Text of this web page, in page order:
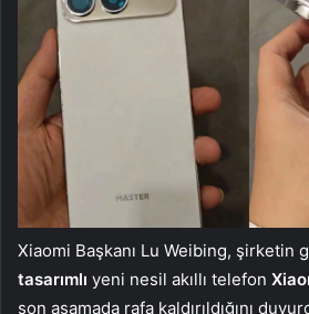
Xiaomi Başkanı Lu Weibing, şirketin
tasarımlı yeni nesil akıllı telefon
son aşamada rafa kaldırıldığını